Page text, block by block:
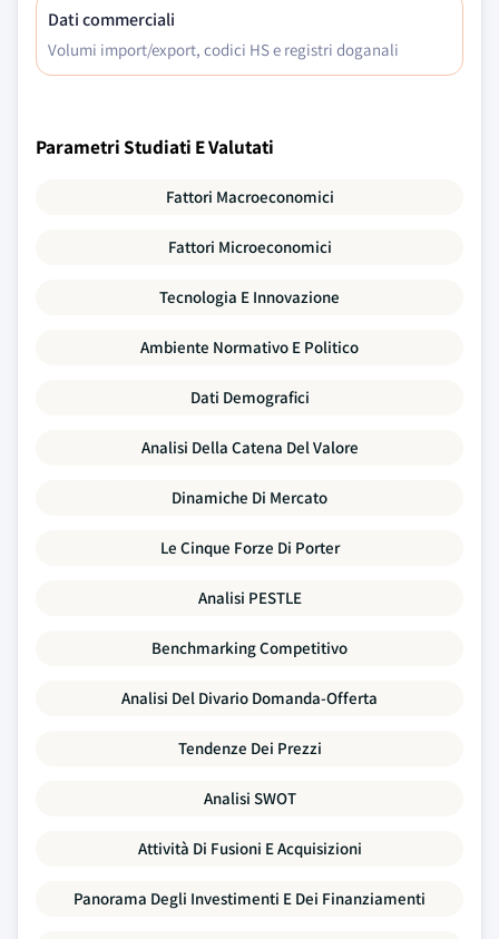
Dati commerciali
Volumi import/export, codici HS e registri doganali
Parametri Studiati E Valutati
Fattori Macroeconomici
Fattori Microeconomici
Tecnologia E Innovazione
Ambiente Normativo E Politico
Dati Demografici
Analisi Della Catena Del Valore
Dinamiche Di Mercato
Le Cinque Forze Di Porter
Analisi PESTLE
Benchmarking Competitivo
Analisi Del Divario Domanda-Offerta
Tendenze Dei Prezzi
Analisi SWOT
Attività Di Fusioni E Acquisizioni
Panorama Degli Investimenti E Dei Finanziamenti